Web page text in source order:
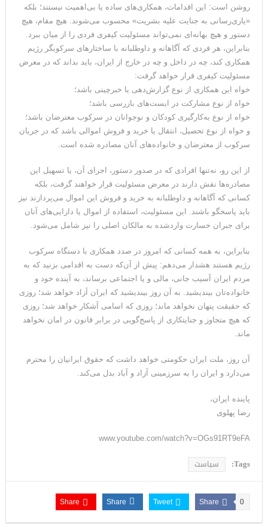
سنتکام: ما همچنان به اعمال محاصره علیه رژیم ایران ادامه
می‌دهیم
روشن است: این اقدامات، همکاری‌های ساده یا بی‌اهمیت نیستند؛ بلکه
«یاری‌رسانی به جنایت علیه بشریت» محسوب می‌شوند. هیچ مقام، هیچ
دستور و هیچ بهانه‌ای نمی‌تواند مسئولیت کیفری فردی را از میان ببرد.
بنابراین، هر فردی که آگاهانه و داوطلبانه با ساختارهای سرکوبگر رژیم
همکاری کند، چه در داخل و چه در خارج از ایران، باید بداند که در معرض
مسئولیت کیفری قرار خواهد گرفت:
خواه این همکاری از نوع گزارش‌دهی یا خبرچینی باشد؛
خواه از نوع مشارکت در ایست‌های بازرسی‌ باشد؛
خواه از نوع به‌کارگیری کودکان و نوجوانان در سرکوب معترضان باشد؛
و خواه از نوع تحصیل، انتقال یا خرید و فروش اموالی باشد که در جریان
سرکوب از معترضان و خانواده‌های آنان مصادره شده‌ است.
از این رو، نه‌تنها افرادی که در صدور دستور، اجرای آن، یا تسهیل این
مصادره‌ها نقش دارند در معرض مسئولیت قرار خواهند گرفت، بلکه
کسانی که آگاهانه و داوطلبانه به خرید و فروش این اموال می‌پردازند نیز
باید پاسخگو باشند. این مسئولیت، استفاده از اموال یا دارایی‌های آنان
برای جبران خسارت واردشده به مالکان اصلی را نیز شامل می‌‌شود.
بنابراین، به همه‌ کسانی که امروز در صدد همکاری با دستگاه سرکوب
رژیم هستند هشدار می‌دهم: پیش از آن‌که دست به اقدامی بزنید که به
مردم ایران آسیب جانی، مالی و یا اجتماعی برساند، به آینده‌ خود و
خانواده‌تان بیندیشید. به آن روز بیندیشید که ایران آزاد خواهد شد؛ روزی
که حقیقت پنهان نخواهد ماند؛ روزی که اسامی آشکار خواهد شد؛ روزی
که هیچ متجاوز و جنایتکاری از پاسخ‌گویی در برابر قانون در امان نخواهد
ماند.
آن روز، ملت ایران حکومتی خواهد داشت که حقوق ایرانیان را محترم
می‌دارد و ایران را به سرزمینی آزاد و آباد بدل می‌کند.
پاینده ایران،
رضا پهلوی
www.youtube.com/watch?v=OGs91RT9eFA
Tags: سیاست
Share 0
Tweet
Share
Share